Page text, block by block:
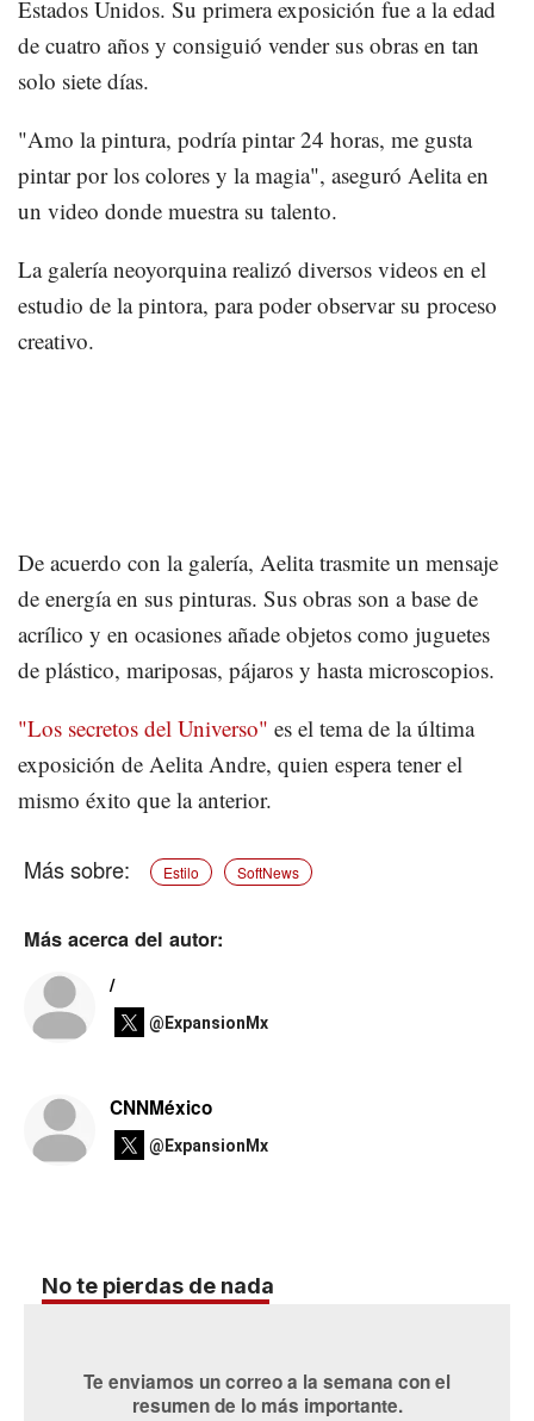
Estados Unidos. Su primera exposición fue a la edad
de cuatro años y consiguió vender sus obras en tan
solo siete días.
"Amo la pintura, podría pintar 24 horas, me gusta
pintar por los colores y la magia", aseguró Aelita en
un video donde muestra su talento.
La galería neoyorquina realizó diversos videos en el
estudio de la pintora, para poder observar su proceso
creativo.
De acuerdo con la galería, Aelita trasmite un mensaje
de energía en sus pinturas. Sus obras son a base de
acrílico y en ocasiones añade objetos como juguetes
de plástico, mariposas, pájaros y hasta microscopios.
"Los secretos del Universo" es el tema de la última
exposición de Aelita Andre, quien espera tener el
mismo éxito que la anterior.
Estilo SoftNews
Más acerca del autor:
/
@ExpansionMx
CNNMéxico
@ExpansionMx
No te pierdas de nada
Te enviamos un correo a la semana con el
resumen de lo más importante.